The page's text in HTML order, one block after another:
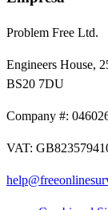
Problem Free Ltd.
Engineers House,
BS20 7DU
Company #:
VAT: